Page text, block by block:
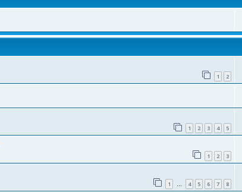
1 2
1 2 3 4 5
1 2 3
1 … 4 5 6 7 8